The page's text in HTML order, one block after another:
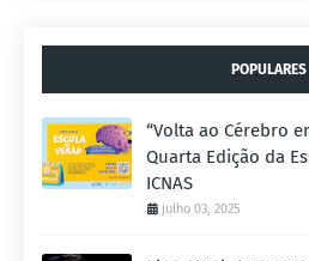
POPULARES
“Volta ao Cérebro
Quarta Edição da
ICNAS
julho 03, 2025